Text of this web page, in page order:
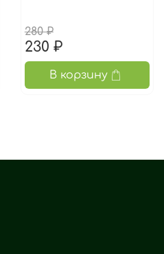
280 ₽
230 ₽
В корзину